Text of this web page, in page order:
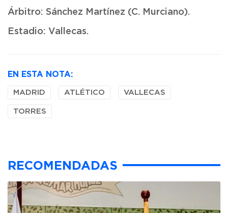
Árbitro: Sánchez Martínez (C. Murciano).
Estadio: Vallecas.
EN ESTA NOTA:
MADRID ATLÉTICO VALLECAS
TORRES
RECOMENDADAS